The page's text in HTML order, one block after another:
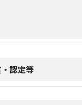
認定等